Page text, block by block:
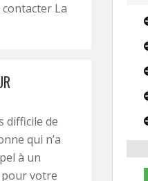
La
difficile de
qui n’a
à un
votre